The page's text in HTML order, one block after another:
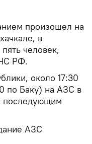
произошел на
в
человек,
РФ.
около 17:30
по Баку) на АЗС в
последующим
АЗС